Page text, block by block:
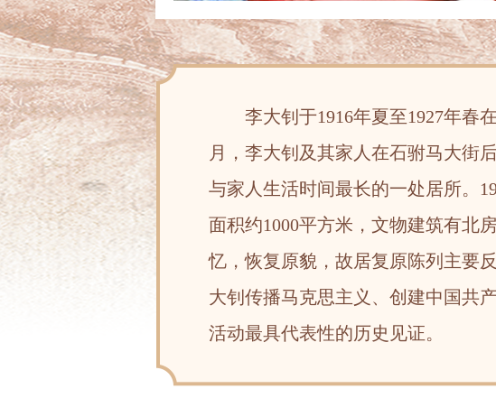
李大钊于1916年夏至1927年春在
月，李大钊及其家人在石驸马大街
与家人生活时间最长的一处居所。
面积约1000平方米，文物建筑有北
忆，恢复原貌，故居复原陈列主要
大钊传播马克思主义、创建中国共
活动最具代表性的历史见证。